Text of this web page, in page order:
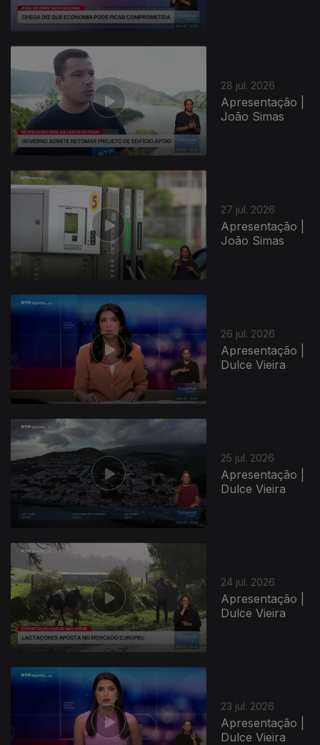
28 jul. 2026
Apresentação |
João Simas
27 jul. 2026
Apresentação |
João Simas
26 jul. 2026
Apresentação |
Dulce Vieira
25 jul. 2026
Apresentação |
Dulce Vieira
944981
24 jul. 2026
Apresentação |
Dulce Vieira
23 jul. 2026
Apresentação |
Dulce Vieira